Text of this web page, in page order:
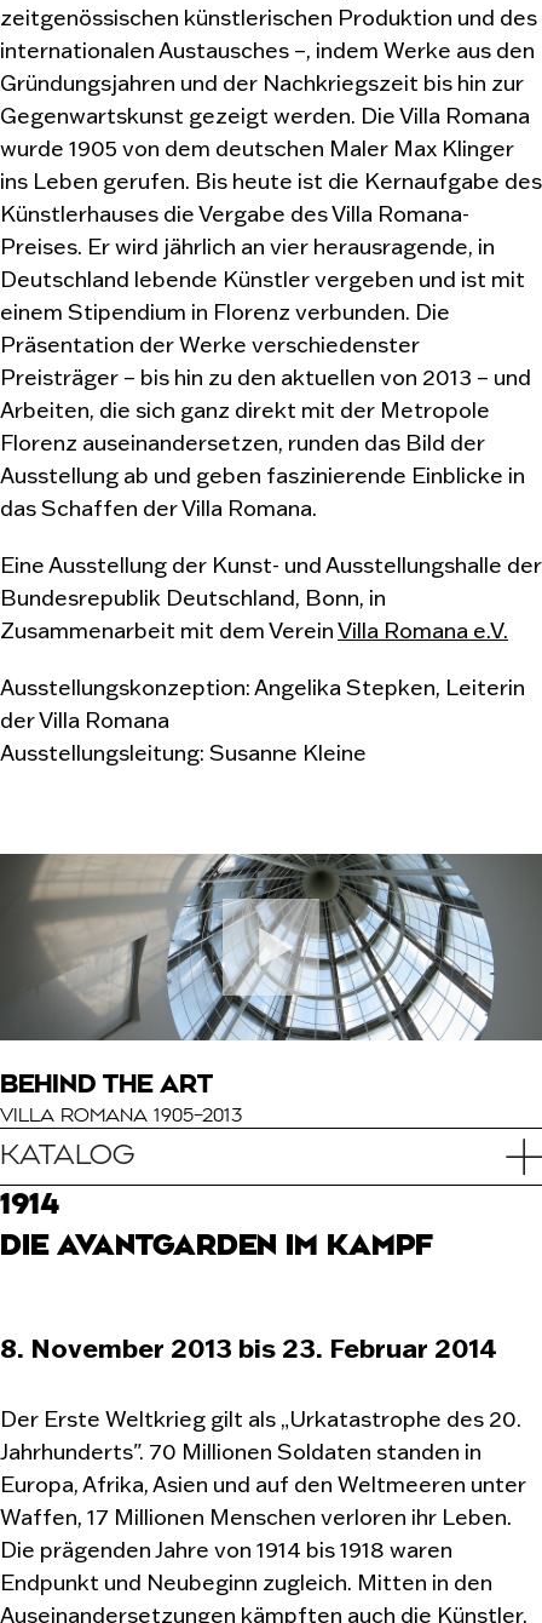
zeitgenössischen künstlerischen Produktion und des
internationalen Austausches –, indem Werke aus den
Gründungsjahren und der Nachkriegszeit bis hin zur
Gegenwartskunst gezeigt werden. Die Villa Romana
wurde 1905 von dem deutschen Maler Max Klinger
ins Leben gerufen. Bis heute ist die Kernaufgabe des
Künstlerhauses die Vergabe des Villa Romana-
Preises. Er wird jährlich an vier herausragende, in
Deutschland lebende Künstler vergeben und ist mit
einem Stipendium in Florenz verbunden. Die
Präsentation der Werke verschiedenster
Preisträger – bis hin zu den aktuellen von 2013 – und
Arbeiten, die sich ganz direkt mit der Metropole
Florenz auseinandersetzen, runden das Bild der
Ausstellung ab und geben faszinierende Einblicke in
das Schaffen der Villa Romana.
Eine Ausstellung der Kunst- und Ausstellungshalle der
Bundesrepublik Deutschland, Bonn, in
Zusammenarbeit mit dem VereinVilla Romana e.V.
Ausstellungskonzeption: Angelika Stepken, Leiterin
der Villa Romana
Ausstellungsleitung: Susanne Kleine
BEHIND THE ART
VILLA ROMANA 1905–2013
KATALOG
1914
DIE AVANTGARDEN IM KAMPF
8. November 2013 bis 23. Februar 2014
Der Erste Weltkrieg gilt als „Urkatastrophe des 20.
Jahrhunderts". 70 Millionen Soldaten standen in
Europa, Afrika, Asien und auf den Weltmeeren unter
Waffen, 17 Millionen Menschen verloren ihr Leben.
Die prägenden Jahre von 1914 bis 1918 waren
Endpunkt und Neubeginn zugleich. Mitten in den
Auseinandersetzungen kämpften auch die Künstler,